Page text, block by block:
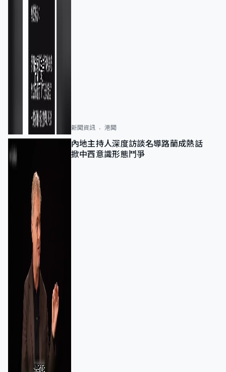
新聞資訊 港聞
內地主持人深度訪談名導路蘭成熱話
掀中西意識形態鬥爭